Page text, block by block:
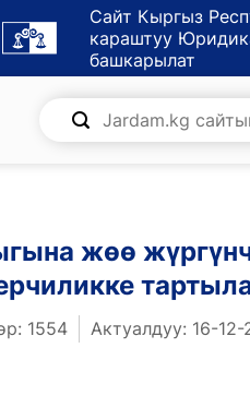
Сайт Кыргыз
караштуу
башкарылат
жөө
1554 Актуалдуу: 16-